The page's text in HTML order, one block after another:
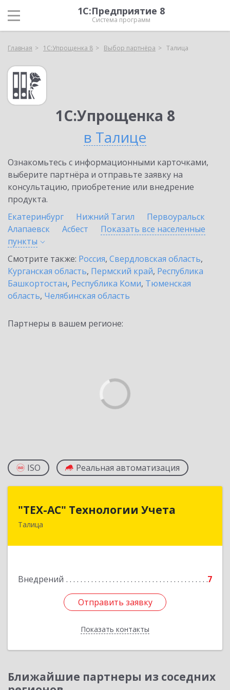
1С:Предприятие 8
Система программ
Главная 1С:Упрощенка 8 Выбор партнёра Талица
1С:Упрощенка 8
в Талице
Ознакомьтесь с информационными карточками,
выберите партнёра и отправьте заявку на
консультацию, приобретение или внедрение
продукта.
Екатеринбург
Нижний Тагил
Первоуральск
Алапаевск
Асбест
Показать все населенные
пункты
Смотрите также: Россия, Свердловская область,
Курганская область, Пермский край, Республика
Башкортостан, Республика Коми, Тюменская
область, Челябинская область
Партнеры в вашем регионе:
ISO Реальная автоматизация
"ТЕХ-АС" Технологии Учета
Талица
Внедрений 7
Отправить заявку
Показать контакты
Отправить заявку
Назад
Ближайшие партнеры из соседних